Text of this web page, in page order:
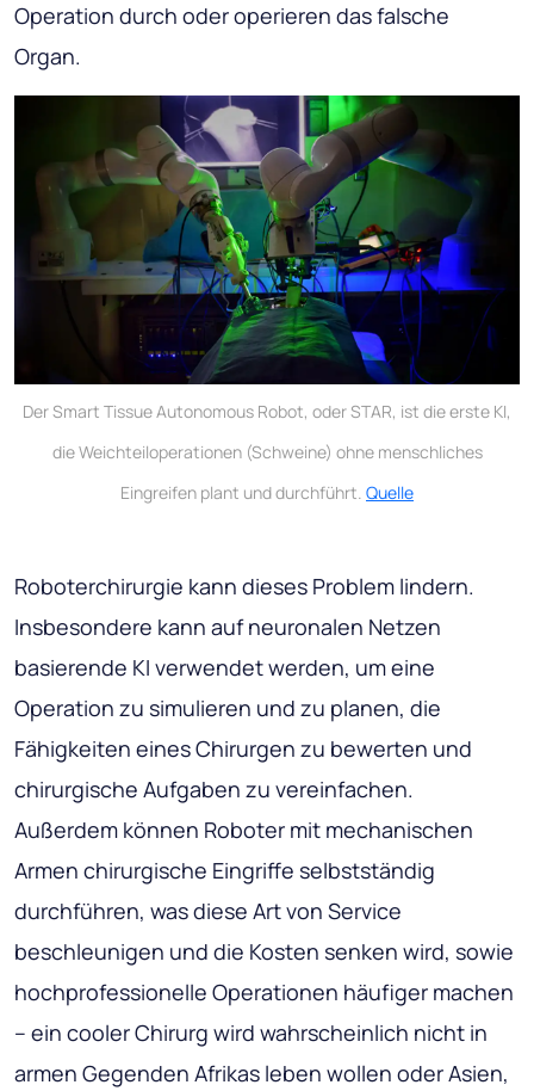
Operation durch oder operieren das falsche
Organ.
Der Smart Tissue Autonomous Robot, oder STAR, ist die erste KI,
die Weichteiloperationen (Schweine) ohne menschliches
Eingreifen plant und durchführt. Quelle
Roboterchirurgie kann dieses Problem lindern.
Insbesondere kann auf neuronalen Netzen
basierende KI verwendet werden, um eine
Operation zu simulieren und zu planen, die
Fähigkeiten eines Chirurgen zu bewerten und
chirurgische Aufgaben zu vereinfachen.
Außerdem können Roboter mit mechanischen
Armen chirurgische Eingriffe selbstständig
durchführen, was diese Art von Service
beschleunigen und die Kosten senken wird, sowie
hochprofessionelle Operationen häufiger machen
– ein cooler Chirurg wird wahrscheinlich nicht in
armen Gegenden Afrikas leben wollen oder Asien,